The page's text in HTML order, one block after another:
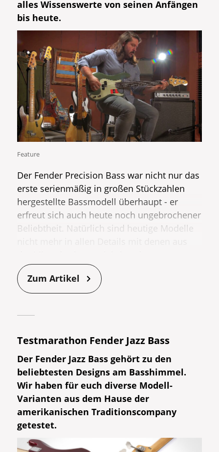
erdenklichen Preisbereichen. In diesem
Artikel wollen wir untersuchen, wie groß
die Unterschiede beim Thema "Jazz Bass
vs. Precision Bass" im direkten
Klangvergleich ausfallen.
Feature
alles Wissenswerte von seinen Anfängen
bis heute.
Der Fender Precision Bass war nicht nur das
erste serienmäßig in großen Stückzahlen
hergestellte Bassmodell überhaupt - er
erfreut sich auch heute noch ungebrochener
Beliebtheit. Natürlich sind heutige Modelle
vergleichen. Wie sich der
der Jahrzehnte verändert hat, erfahrt ihr in
diesem sehenswerten Clip von
Zum Artikel
Testmarathon Fender Jazz Bass
Der Fender Jazz Bass gehört zu den
beliebtesten Designs am Basshimmel.
Wir haben für euch diverse Modell-
Varianten aus dem Hause der
amerikanischen Traditionscompany
getestet.